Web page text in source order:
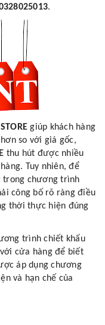
.
giúp khách hàng
so với giá gốc,
thu hút được nhiều
Tuy nhiên, để
trong chương trình
công bố rõ ràng điều
thời thực hiện đúng
trình chiết khấu
cửa hàng để biết
áp dụng chương
và hạn chế của